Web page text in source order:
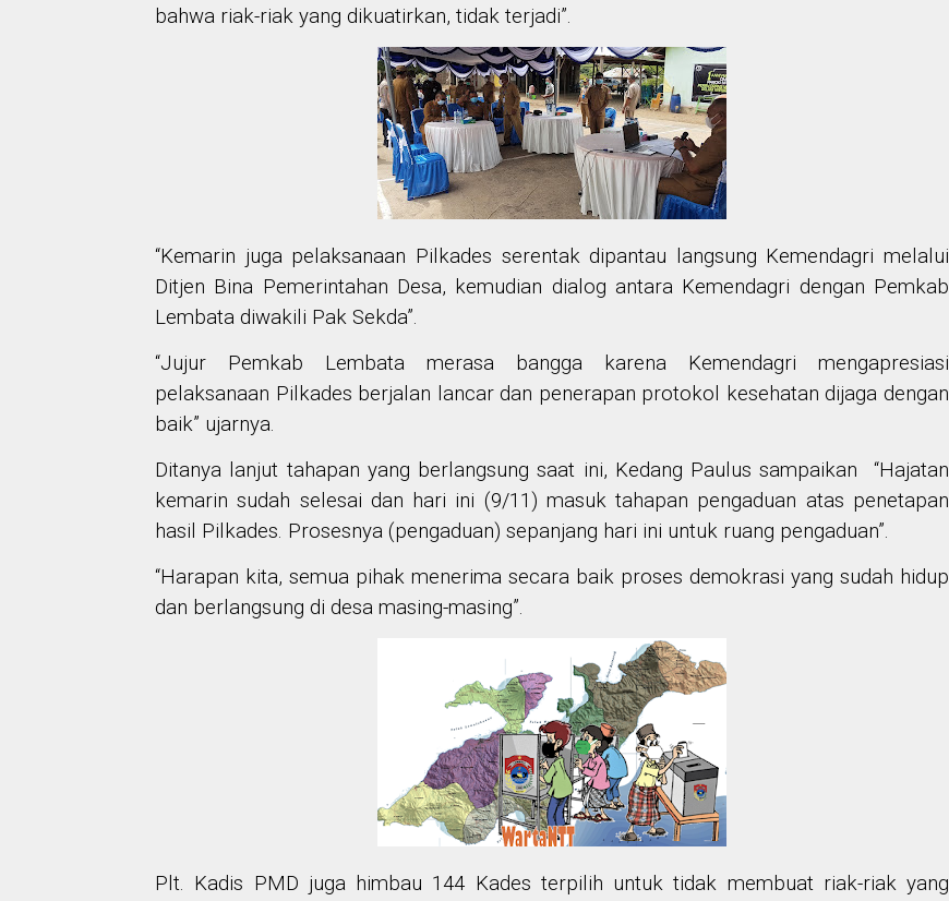
bahwa riak-riak yang dikuatirkan, tidak terjadi”.
“Kemarin juga pelaksanaan Pilkades serentak dipantau langsung Kemendagri melalui
Ditjen Bina Pemerintahan Desa, kemudian dialog antara Kemendagri dengan Pemkab
Lembata diwakili Pak Sekda”.
“Jujur Pemkab Lembata merasa bangga karena Kemendagri mengapresiasi
pelaksanaan Pilkades berjalan lancar dan penerapan protokol kesehatan dijaga dengan
baik” ujarnya.
Ditanya lanjut tahapan yang berlangsung saat ini, Kedang Paulus sampaikan “Hajatan
kemarin sudah selesai dan hari ini (9/11) masuk tahapan pengaduan atas penetapan
hasil Pilkades. Prosesnya (pengaduan) sepanjang hari ini untuk ruang pengaduan”.
“Harapan kita, semua pihak menerima secara baik proses demokrasi yang sudah hidup
dan berlangsung di desa masing-masing”.
Plt. Kadis PMD juga himbau 144 Kades terpilih untuk tidak membuat riak-riak yang